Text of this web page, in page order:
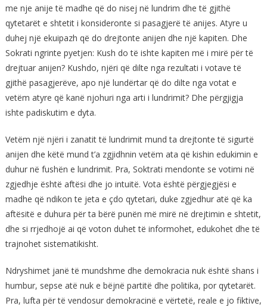
me nje anije të madhe që do nisej në lundrim dhe të gjithë
qytetarët e shtetit i konsideronte si pasagjerë të anijes. Atyre u
duhej një ekuipazh që do drejtonte anijen dhe një kapiten. Dhe
Sokrati ngrinte pyetjen: Kush do të ishte kapiten më i mirë për të
drejtuar anijen? Kushdo, njëri që dilte nga rezultati i votave të
gjithë pasagjerëve, apo një lundërtar që do dilte nga votat e
vetëm atyre që kanë njohuri nga arti i lundrimit? Dhe përgjigja
ishte padiskutim e dyta.
Vetëm një njëri i zanatit të lundrimit mund ta drejtonte të sigurtë
anijen dhe këtë mund t’a zgjidhnin vetëm ata që kishin edukimin e
duhur në fushën e lundrimit. Pra, Soktrati mendonte se votimi në
zgjedhje është aftësi dhe jo intuitë. Vota është përgjegjësi e
madhe që ndikon te jeta e çdo qytetari, duke zgjedhur atë që ka
aftësitë e duhura për ta bërë punën më mirë në drejtimin e shtetit,
dhe si rrjedhojë ai që voton duhet të informohet, edukohet dhe të
trajnohet sistematikisht.
Ndryshimet janë të mundshme dhe demokracia nuk është shans i
humbur, sepse atë nuk e bëjnë partitë dhe politika, por qytetarët.
Pra, lufta për të vendosur demokracinë e vërtetë, reale e jo fiktive,